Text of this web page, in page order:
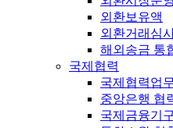
외환보유액
외환거래심
해외송금 통
국제협력
국제협력업
중앙은행 협
국제금융기